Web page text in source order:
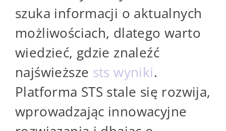
szuka informacji o aktualnych
możliwościach, dlatego warto
wiedzieć, gdzie znaleźć
najświeższe sts wyniki.
Platforma STS stale się rozwija,
wprowadzając innowacyjne